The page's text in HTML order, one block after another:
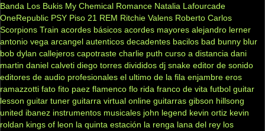
Banda Los Bukis My Chemical Romance Natalia Lafourcade
OneRepublic PSY Piso 21 REM Ritchie Valens Roberto Carlos
Scorpions Train acordes básicos acordes mayores alejandro lerner
antonio vega arcangel autenticos decadentes bacilos bad bunny blur
bob dylan callejeros capotraste charlie puth curso a distancia dani
martin daniel calveti diego torres divididos dj snake editor de sonido
editores de audio profesionales el ultimo de la fila enjambre eros
ramazzotti fato fito paez flamenco flo rida franco de vita futbol guitar
lesson guitar tuner guitarra virtual online guitarras gibson hillsong
united ibanez instrumentos musicales john legend kevin ortiz kevin
roldan kings of leon la quinta estación la renga lana del rey los